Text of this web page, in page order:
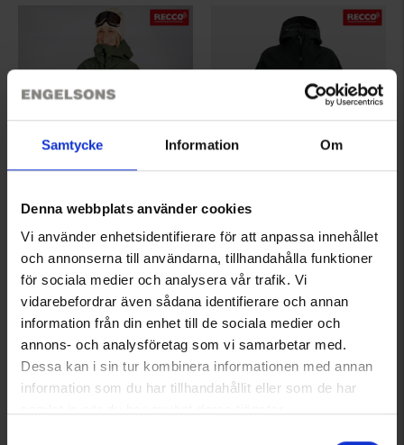
Samtycke Information Om
Denna webbplats använder cookies
Vi använder enhetsidentifierare för att anpassa innehållet
och annonserna till användarna, tillhandahålla funktioner
för sociala medier och analysera vår trafik. Vi
vidarebefordrar även sådana identifierare och annan
information från din enhet till de sociala medier och
annons- och analysföretag som vi samarbetar med.
Dessa kan i sin tur kombinera informationen med annan
information som du har tillhandahållit eller som de har
Dame Skijakke Alperna 3L
6132
1.199 kr.
Vurdering: 4.3 ud af 5 stjerner
Dame Skijakke Alperna 3L
6132
1.199 kr.
Vurdering: 4.3 ud af 5 stjerner
Viser 1–8 ud af 8 produkter